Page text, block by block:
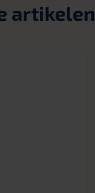
artikelen